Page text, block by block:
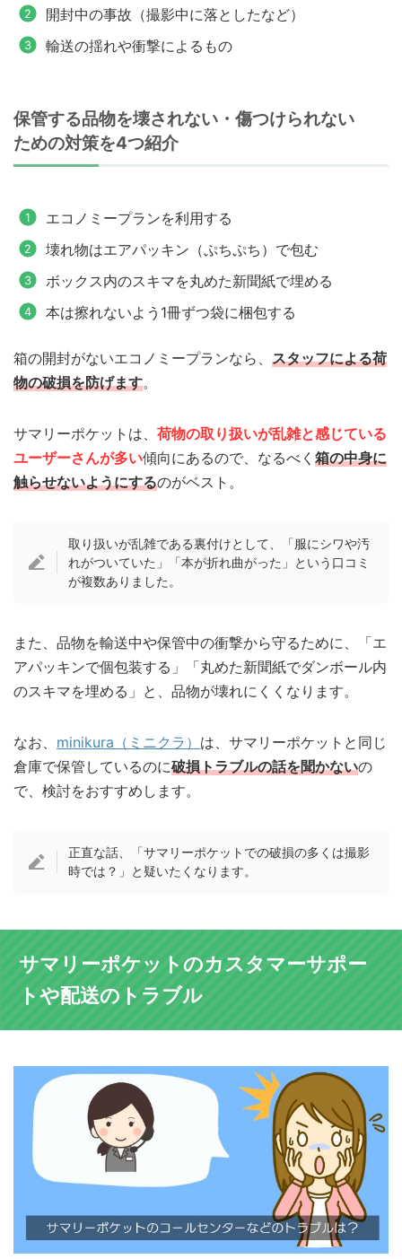
開封中の事故（撮影中に落としたなど）
輸送の揺れや衝撃によるもの
保管する品物を壊されない・傷つけられない
ための対策を4つ紹介
エコノミープランを利用する
壊れ物はエアパッキン（ぷちぷち）で包む
ボックス内のスキマを丸めた新聞紙で埋める
本は擦れないよう1冊ずつ袋に梱包する
箱の開封がないエコノミープランなら、 スタッフによる荷
物の破損を防げます。
サマリーポケットは、 荷物の取り扱いが乱雑と感じている
ユーザーさんが多い傾向にあるので、なるべく 箱の中身に
触らせないようにするのがベスト。
取り扱いが乱雑である裏付けとして、「服にシワや汚
れがついていた」「本が折れ曲がった」という口コミ
が複数ありました。
また、品物を輸送中や保管中の衝撃から守るために、「エ
アパッキンで個包装する」「丸めた新聞紙でダンボール内
のスキマを埋める」と、品物が壊れにくくなります。
なお、 minikura（ミニクラ） は、サマリーポケットと同じ
倉庫で保管しているのに破損トラブルの話を聞かないの
で、検討をおすすめします。
正直な話、「サマリーポケットでの破損の多くは撮影
時では？」と疑いたくなります。
サマリーポケットのカスタマーサポー
トや配送のトラブル